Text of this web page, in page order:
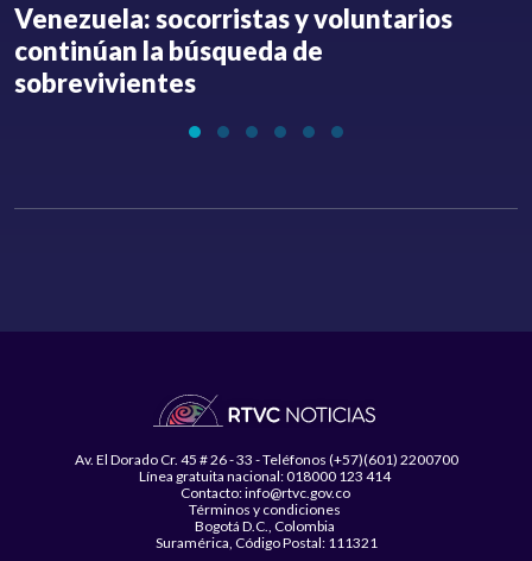
Venezuela: socorristas y voluntarios
continúan la búsqueda de
sobrevivientes
Av. El Dorado Cr. 45 # 26 - 33 - Teléfonos (+57)(601) 2200700
Línea gratuita nacional: 018000 123 414
Contacto: info@rtvc.gov.co
Términos y condiciones
Bogotá D.C., Colombia
Suramérica, Código Postal: 111321